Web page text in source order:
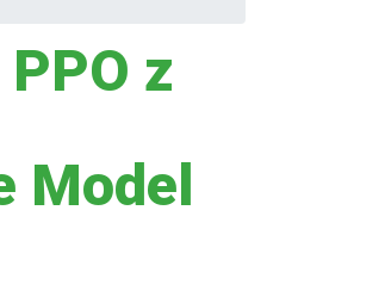
z
Model